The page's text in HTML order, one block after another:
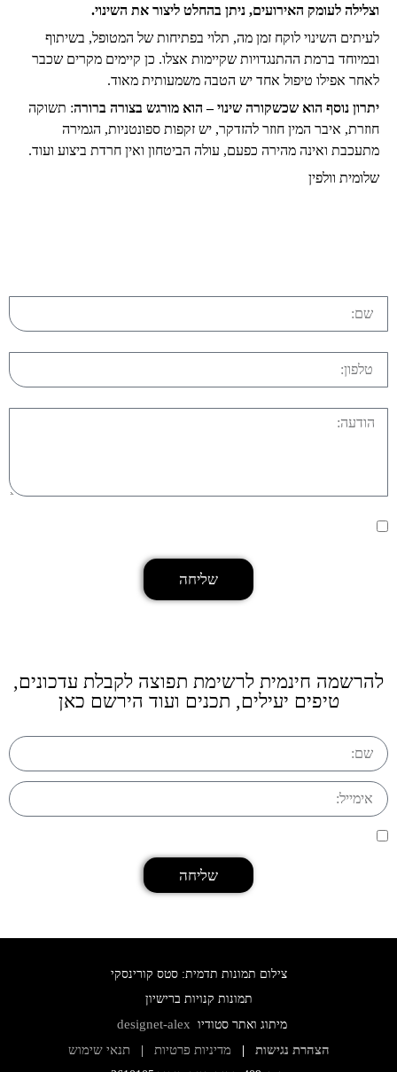
וצלילה לעומק האירועים, ניתן בהחלט ליצור את השינוי.
לעיתים השינוי לוקח זמן מה, תלוי בפתיחות של המטופל, בשיתוף
ובמיוחד ברמת ההתנגדויות שקיימות אצלו. כן קיימים מקרים שכבר
לאחר אפילו טיפול אחד יש הטבה משמעותית מאוד.
יתרון נוסף הוא שכשקורה שינוי – הוא מורגש בצורה ברורה: תשוקה
חוזרת, איבר המין חוזר להזדקר, יש זקפות ספונטניות, הגמירה
מתעכבת ואינה מהירה כפעם, עולה הביטחון ואין חרדת ביצוע ועוד.
שלומית וולפין
שליחה
להרשמה חינמית לרשימת תפוצה לקבלת עדכונים,
טיפים יעילים, תכנים ועוד הירשם כאן
שליחה
צילום תמונות תדמית: סטס קורינסקי
תמונות קנויות ברישיון
מיתוג ואתר סטודיו designet-alex
הצהרת נגישות| מדיניות פרטיות| תנאי שימוש